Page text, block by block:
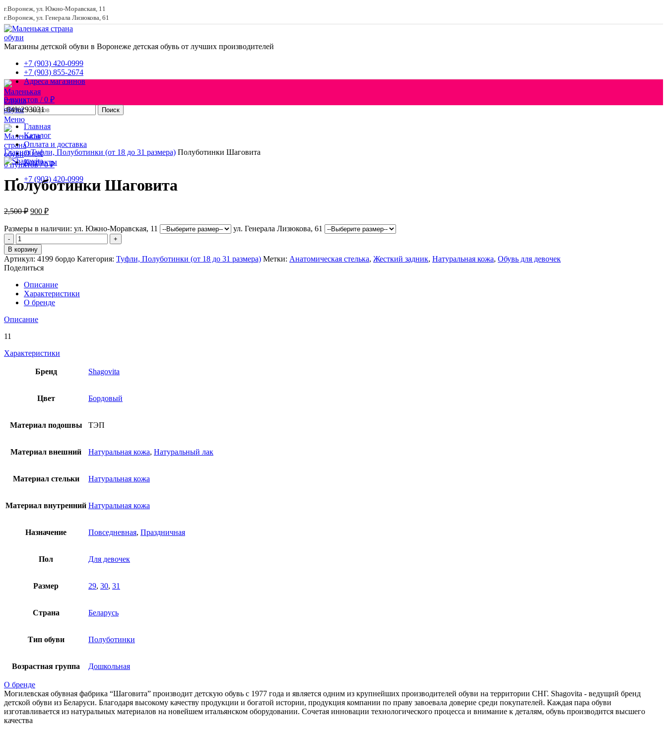
г.Воронеж, ул. Южно-Моравская, 11
г.Воронеж, ул. Генерала Лизюкова, 61
Магазины детской обуви в Воронеже детская обувь от лучших производителей
+7 (903) 420-0999
+7 (903) 855-2674
Адреса магазинов
0пунктов / 0 ₽
Поиск
Меню
0пунктов / 0₽
Главная
Каталог
Оплата и доставка
О нас
Контакты
+7 (903) 420-0999
-64%293031
Увеличить
ГлавнаяТуфли, Полуботинки (от 18 до 31 размера) Полуботинки Шаговита
Полуботинки Шаговита
2,500₽ Первоначальная
составляла
900 ₽Текущая
900 ₽.
Размеры в наличии: ул. Южно-Моравская, 11
ул. Генерала Лизюкова, 61
Количество
товара
Полуботинки
Шаговита
В корзину
Артикул: 4199 бордо Категория: Туфли, Полуботинки (от 18 до 31 размера) Метки: Анатомическая стелька, Жесткий задник, Натуральная кожа, Обувь для девочек
Поделиться
Описание
Характеристики
О бренде
Описание
11
Характеристики
Бренд Shagovita
Цвет Бордовый
Материал подошвы ТЭП
Материал внешний Натуральная кожа, Натуральный лак
Материал стельки Натуральная кожа
Материал внутренний Натуральная кожа
Назначение Повседневная, Праздничная
Пол Для девочек
Размер 29, 30, 31
Страна Беларусь
Тип обуви Полуботинки
Возрастная группа Дошкольная
О бренде
Могилевская обувная фабрика “Шаговита” производит детскую обувь с 1977 года и является одним из крупнейших производителей обуви на территории СНГ. Shagovita - ведущий бренд
детской обуви из Беларуси. Благодаря высокому качеству продукции и богатой истории, продукция компании по праву завоевала доверие среди покупателей. Каждая пара обуви
изготавливается из натуральных материалов на новейшем итальянском оборудовании. Сочетая инновации технологического процесса и внимание к деталям, обувь производится высшего
качества